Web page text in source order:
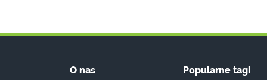
O nas Popularne tagi